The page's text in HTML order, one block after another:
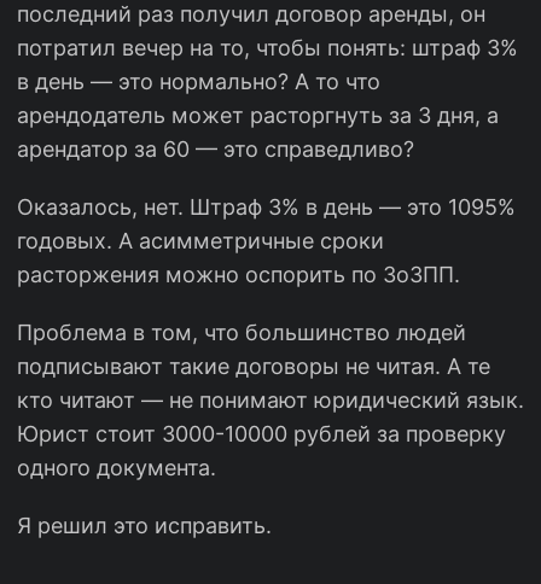
последний раз получил договор аренды, он
потратил вечер на то, чтобы понять: штраф 3%
в день — это нормально? А то что
арендодатель может расторгнуть за 3 дня, а
арендатор за 60 — это справедливо?
Оказалось, нет. Штраф 3% в день — это 1095%
годовых. А асимметричные сроки
расторжения можно оспорить по ЗоЗПП.
Проблема в том, что большинство людей
подписывают такие договоры не читая. А те
кто читают — не понимают юридический язык.
Юрист стоит 3000-10000 рублей за проверку
одного документа.
Я решил это исправить.